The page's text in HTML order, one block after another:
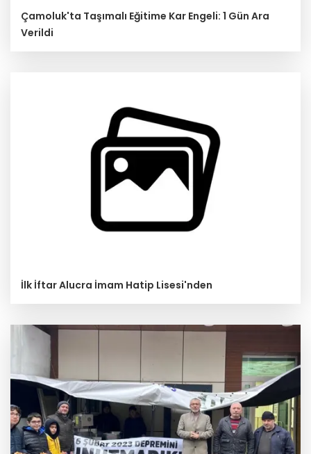
Çamoluk'ta Taşımalı Eğitime Kar Engeli: 1 Gün Ara
Verildi
İlk İftar Alucra İmam Hatip Lisesi'nden